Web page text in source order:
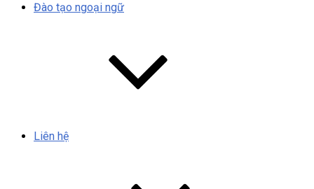
Đào tạo ngoại ngữ
Liên hệ